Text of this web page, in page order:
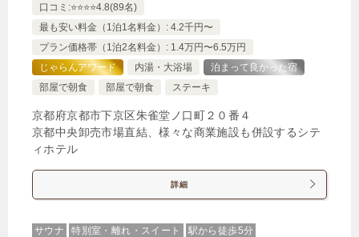
口コミ:⭐️⭐️⭐️⭐️4.8(89名)
最も安い料金（1泊1名料金）: 4.2千円〜
プラン価格帯（1泊2名料金）: 1.4万円〜6.5万円
じゃらんアワード
内湯・大浴場
泊まって良かった宿
部屋で朝食
部屋で朝食 ステーキ
京都府京都市下京区朱雀堂ノ口町２０番４
京都中央卸売市場直結、様々な商業施設も併設するシテ
ィホテル
詳細
サウナ 特別室・離れ・スイート
駅から徒歩5分